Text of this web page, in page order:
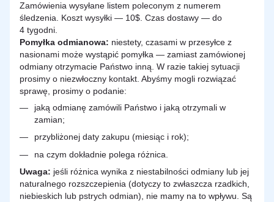
Zamówienia wysyłane listem poleconym z numerem
śledzenia. Koszt wysyłki — 10$. Czas dostawy — do
4 tygodni.
Pomyłka odmianowa: niestety, czasami w przesyłce z
nasionami może wystąpić pomyłka — zamiast zamówionej
odmiany otrzymacie Państwo inną. W razie takiej sytuacji
prosimy o niezwłoczny kontakt. Abyśmy mogli rozwiązać
sprawę, prosimy o podanie:
jaką odmianę zamówili Państwo i jaką otrzymali w
zamian;
przybliżonej daty zakupu (miesiąc i rok);
na czym dokładnie polega różnica.
Uwaga: jeśli różnica wynika z niestabilności odmiany lub jej
naturalnego rozszczepienia (dotyczy to zwłaszcza rzadkich,
niebieskich lub pstrych odmian), nie mamy na to wpływu. Są